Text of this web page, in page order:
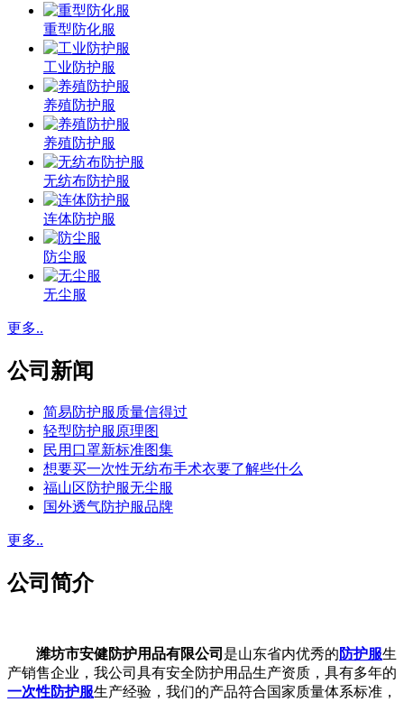
重型防化服
工业防护服
养殖防护服
养殖防护服
无纺布防护服
连体防护服
防尘服
无尘服
更多..
公司新闻
简易防护服质量信得过
轻型防护服原理图
民用口罩新标准图集
想要买一次性无纺布手术衣要了解些什么
福山区防护服无尘服
国外透气防护服品牌
更多..
公司简介
潍坊市安健防护用品有限公司 是山东省内优秀的 防护服生
产销售企业，我公司具有安全防护用品生产资质，具有多年的
一次性防护服生产经验，我们的产品符合国家质量体系标准，